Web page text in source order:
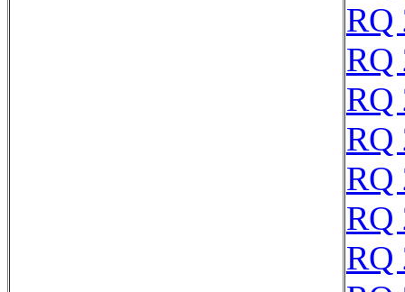
RQ
RQ
RQ
RQ
RQ
RQ
RQ